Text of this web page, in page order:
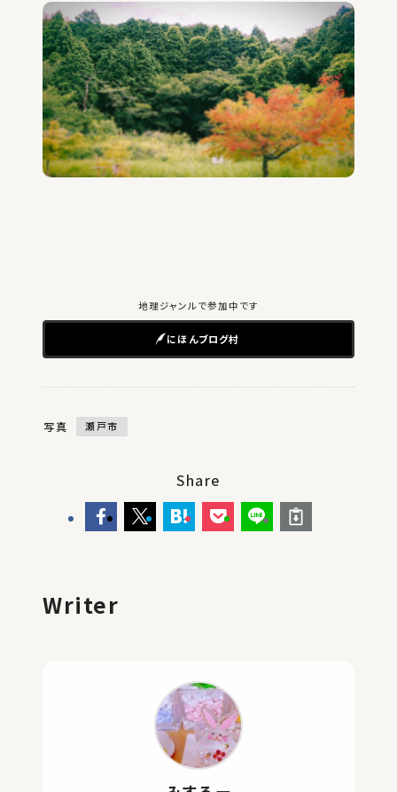
地理ジャンルで参加中です
にほんブログ村
写真 瀬戸市
Share
Writer